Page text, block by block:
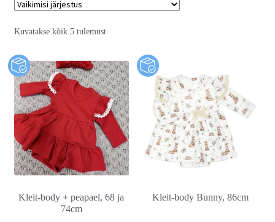
Kuvatakse kõik 5 tulemust
Kleit-body + peapael, 68 ja
74cm
Kleit-body Bunny, 86cm